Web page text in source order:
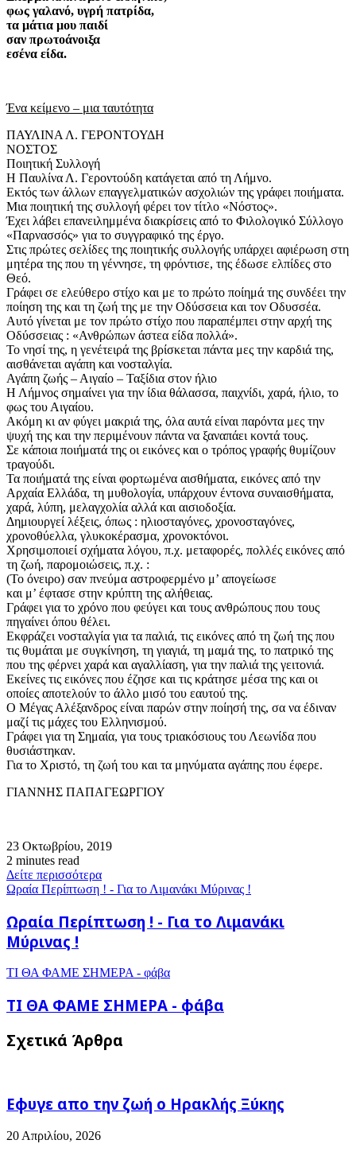
φως γαλανό, υγρή πατρίδα,
τα μάτια μου παιδί
σαν πρωτοάνοιξα
εσένα είδα.
Ένα κείμενο – μια ταυτότητα
ΠΑΥΛΙΝΑ Λ. ΓΕΡΟΝΤΟΥΔΗ
ΝΟΣΤΟΣ
Ποιητική Συλλογή
Η Παυλίνα Λ. Γεροντούδη κατάγεται από τη Λήμνο.
Εκτός των άλλων επαγγελματικών ασχολιών της γράφει ποιήματα.
Μια ποιητική της συλλογή φέρει τον τίτλο «Νόστος».
Έχει λάβει επανειλημμένα διακρίσεις από το Φιλολογικό Σύλλογο
«Παρνασσός» για το συγγραφικό της έργο.
Στις πρώτες σελίδες της ποιητικής συλλογής υπάρχει αφιέρωση στη
μητέρα της που τη γέννησε, τη φρόντισε, της έδωσε ελπίδες στο
Θεό.
Γράφει σε ελεύθερο στίχο και με το πρώτο ποίημά της συνδέει την
ποίηση της και τη ζωή της με την Οδύσσεια και τον Οδυσσέα.
Αυτό γίνεται με τον πρώτο στίχο που παραπέμπει στην αρχή της
Οδύσσειας : «Ανθρώπων άστεα είδα πολλά».
Το νησί της, η γενέτειρά της βρίσκεται πάντα μες την καρδιά της,
αισθάνεται αγάπη και νοσταλγία.
Αγάπη ζωής – Αιγαίο – Ταξίδια στον ήλιο
Η Λήμνος σημαίνει για την ίδια θάλασσα, παιχνίδι, χαρά, ήλιο, το
φως του Αιγαίου.
Ακόμη κι αν φύγει μακριά της, όλα αυτά είναι παρόντα μες την
ψυχή της και την περιμένουν πάντα να ξαναπάει κοντά τους.
Σε κάποια ποιήματά της οι εικόνες και ο τρόπος γραφής θυμίζουν
τραγούδι.
Τα ποιήματά της είναι φορτωμένα αισθήματα, εικόνες από την
Αρχαία Ελλάδα, τη μυθολογία, υπάρχουν έντονα συναισθήματα,
χαρά, λύπη, μελαγχολία αλλά και αισιοδοξία.
Δημιουργεί λέξεις, όπως : ηλιοσταγόνες, χρονοσταγόνες,
χρονοθύελλα, γλυκοκέρασμα, χρονοκτόνοι.
Χρησιμοποιεί σχήματα λόγου, π.χ. μεταφορές, πολλές εικόνες από
τη ζωή, παρομοιώσεις, π.χ. :
(Το όνειρο) σαν πνεύμα αστροφερμένο μ’ απογείωσε
και μ’ έφτασε στην κρύπτη της αλήθειας.
Γράφει για το χρόνο που φεύγει και τους ανθρώπους που τους
πηγαίνει όπου θέλει.
Εκφράζει νοσταλγία για τα παλιά, τις εικόνες από τη ζωή της που
τις θυμάται με συγκίνηση, τη γιαγιά, τη μαμά της, το πατρικό της
που της φέρνει χαρά και αγαλλίαση, για την παλιά της γειτονιά.
Εκείνες τις εικόνες που έζησε και τις κράτησε μέσα της και οι
οποίες αποτελούν το άλλο μισό του εαυτού της.
Ο Μέγας Αλέξανδρος είναι παρών στην ποίησή της, σα να έδιναν
μαζί τις μάχες του Ελληνισμού.
Γράφει για τη Σημαία, για τους τριακόσιους του Λεωνίδα που
θυσιάστηκαν.
Για το Χριστό, τη ζωή του και τα μηνύματα αγάπης που έφερε.
ΓΙΑΝΝΗΣ ΠΑΠΑΓΕΩΡΓΙΟΥ
23 Οκτωβρίου, 2019
2 minutes read
Δείτε περισσότερα
Ωραία Περίπτωση ! - Για το Λιμανάκι Μύρινας !
Ωραία Περίπτωση ! - Για το Λιμανάκι
Μύρινας !
ΤΙ ΘΑ ΦΑΜΕ ΣΗΜΕΡΑ - φάβα
ΤΙ ΘΑ ΦΑΜΕ ΣΗΜΕΡΑ - φάβα
Σχετικά Άρθρα
Εφυγε απο την ζωή o Ηρακλής Ξύκης
20 Απριλίου, 2026